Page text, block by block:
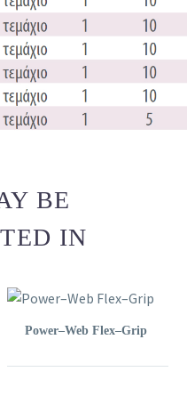
BE
IN
Power–Web Flex–Grip